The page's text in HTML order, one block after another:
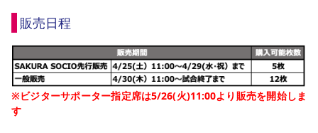
販売日程
※ビジターサポーター指定席は5/26(火)11:00より販売を開始しま
す